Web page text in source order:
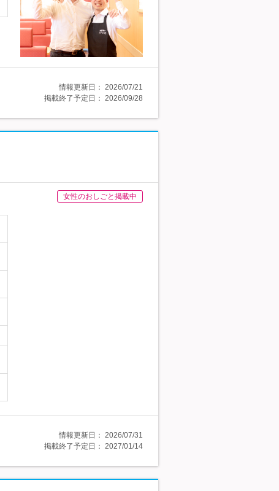
情報更新日： 2026/07/21
掲載終了予定日： 2026/09/28
女性のおしごと掲載中
情報更新日： 2026/07/31
掲載終了予定日： 2027/01/14